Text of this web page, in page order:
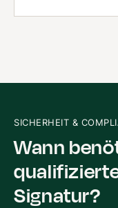
SICHERHEIT &
Wann
Signatur?